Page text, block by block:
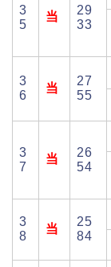
3
5
当
29
33
3
6
当
27
55
3
7
当
26
54
3
8
当
25
84